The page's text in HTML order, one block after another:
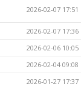
2026-02-07 17:51
2026-02-07 17:36
2026-02-06 10:05
2026-02-04 09:08
2026-01-27 17:37